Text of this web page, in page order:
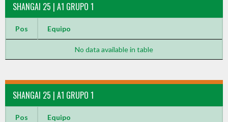
SHANGAI 25 | A1 GRUPO 1
Pos Equipo
No data available in table
SHANGAI 25 | A1 GRUPO 1
Pos Equipo